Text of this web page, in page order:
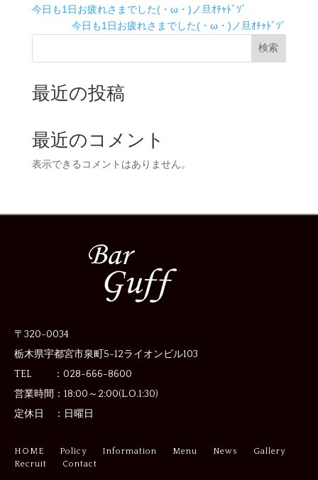
今日も1日お疲れさまでした(・ω・)ノ旦ｵﾁｬﾄﾞｿﾞ
今日も1日お疲れさまでした(・ω・)ノ旦ｵﾁｬﾄﾞｿﾞ
検索
最近の投稿
最近のコメント
表示できるコメントはありません。
〒320-0034
栃木県宇都宮市泉町5-12ライオンビル103
TEL ：028-666-8600
営業時間： 18:00～2:00(L.O.1:30)
定休日 ： 日曜日
HOME Policy Information Menu News
Gallery
Recruit
Contact